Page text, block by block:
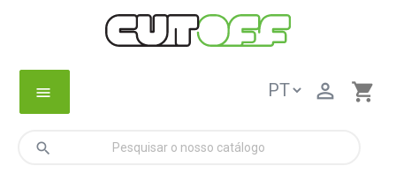
menu shopping_cart

search